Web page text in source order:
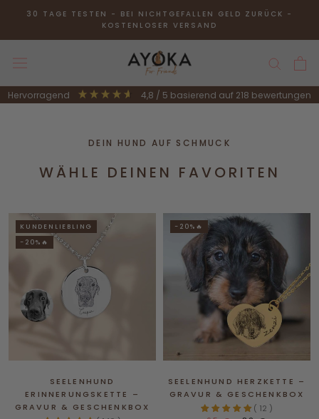
Inhalt
30 TAGE TESTEN - BEI NICHTGEFALLEN GELD ZURÜCK -
KOSTENLOSER VERSAND
hervorragend 4,8 / 5 basierend auf 218 bewertungen
DEIN HUND AUF SCHMUCK
WÄHLE DEINEN FAVORITEN
KUNDENLIEBLING
-20%🔥
SEELENHUND
ERINNERUNGSKETTE –
GRAVUR & GESCHENKBOX
-20%🔥
SEELENHUND HERZKETTE –
GRAVUR & GESCHENKBOX
( 12 )